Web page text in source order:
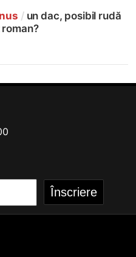
/un dac, posibil rudă